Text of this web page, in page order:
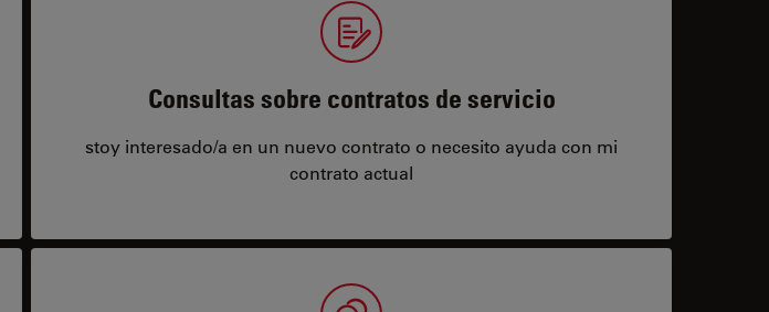
Consultas sobre contratos de servicio
stoy interesado/a en un nuevo contrato o necesito ayuda con mi
contrato actual